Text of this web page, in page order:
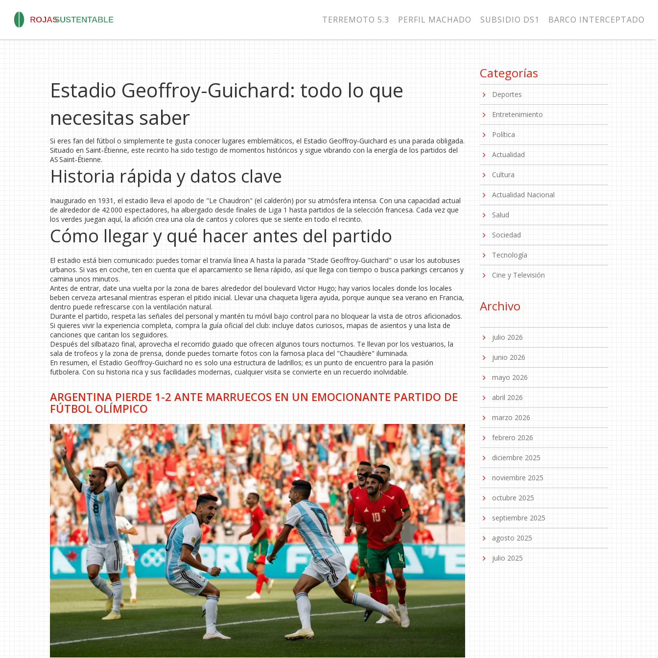
TERREMOTO 5.3 PERFIL MACHADO SUBSIDIO DS1 BARCO INTERCEPTADO
Estadio Geoffroy-Guichard: todo lo que
necesitas saber
Si eres fan del fútbol o simplemente te gusta conocer lugares emblemáticos, el Estadio Geoffroy‑Guichard es una parada obligada.
Situado en Saint‑Étienne, este recinto ha sido testigo de momentos históricos y sigue vibrando con la energía de los partidos del
AS Saint‑Étienne.
Historia rápida y datos clave
Inaugurado en 1931, el estadio lleva el apodo de "Le Chaudron" (el calderón) por su atmósfera intensa. Con una capacidad actual
de alrededor de 42 000 espectadores, ha albergado desde finales de Liga 1 hasta partidos de la selección francesa. Cada vez que
los verdes juegan aquí, la afición crea una ola de cantos y colores que se siente en todo el recinto.
Cómo llegar y qué hacer antes del partido
El estadio está bien comunicado: puedes tomar el tranvía línea A hasta la parada "Stade Geoffroy‑Guichard" o usar los autobuses
urbanos. Si vas en coche, ten en cuenta que el aparcamiento se llena rápido, así que llega con tiempo o busca parkings cercanos y
camina unos minutos.
Antes de entrar, date una vuelta por la zona de bares alrededor del boulevard Victor Hugo; hay varios locales donde los locales
beben cerveza artesanal mientras esperan el pitido inicial. Llevar una chaqueta ligera ayuda, porque aunque sea verano en Francia,
dentro puede refrescarse con la ventilación natural.
Durante el partido, respeta las señales del personal y mantén tu móvil bajo control para no bloquear la vista de otros aficionados.
Si quieres vivir la experiencia completa, compra la guía oficial del club: incluye datos curiosos, mapas de asientos y una lista de
canciones que cantan los seguidores.
Después del silbatazo final, aprovecha el recorrido guiado que ofrecen algunos tours nocturnos. Te llevan por los vestuarios, la
sala de trofeos y la zona de prensa, donde puedes tomarte fotos con la famosa placa del "Chaudière" iluminada.
En resumen, el Estadio Geoffroy‑Guichard no es solo una estructura de ladrillos; es un punto de encuentro para la pasión
futbolera. Con su historia rica y sus facilidades modernas, cualquier visita se convierte en un recuerdo inolvidable.
ARGENTINA PIERDE 1-2 ANTE MARRUECOS EN UN EMOCIONANTE PARTIDO DE
FÚTBOL OLÍMPICO
Categorías
Deportes
Entretenimiento
Política
Actualidad
Cultura
Actualidad Nacional
Salud
Sociedad
Tecnología
Cine y Televisión
Archivo
julio 2026
junio 2026
mayo 2026
abril 2026
marzo 2026
febrero 2026
diciembre 2025
noviembre 2025
octubre 2025
septiembre 2025
agosto 2025
julio 2025